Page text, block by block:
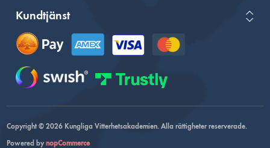
Kundtjänst
Copyright © 2026 Kungliga Vitterhetsakademien. Alla rättigheter reserverade.
Powered bynopCommerce